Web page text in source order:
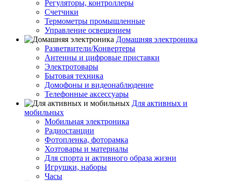
Регуляторы, контроллеры
Счетчики
Термометры промышленные
Управление освещением
Домашняя электроника
Разветвители/Конвертеры
Антенны и цифровые приставки
Электротовары
Бытовая техника
Домофоны и видеонаблюдение
Телефонные аксессуары
Для активных и
мобильных
Мобильная электроника
Радиостанции
Фотопленка, фоторамка
Хозтовары и материалы
Для спорта и активного образа жизни
Игрушки, наборы
Часы